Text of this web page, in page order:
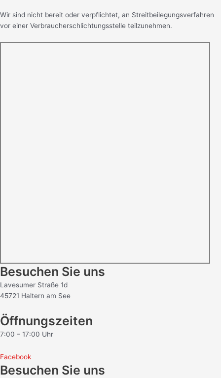
Wir sind nicht bereit oder verpflichtet, an Streitbeilegungsverfahren
vor einer Verbraucherschlichtungsstelle teilzunehmen.
Besuchen Sie uns
Lavesumer Straße 1d
45721 Haltern am See
Öffnungszeiten
7:00 – 17:00 Uhr
Facebook
Besuchen Sie uns